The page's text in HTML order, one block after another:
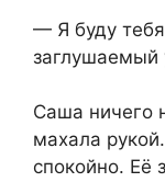
— Я буду
заглушаемый
Саша ничего
махала
спокойно. Её